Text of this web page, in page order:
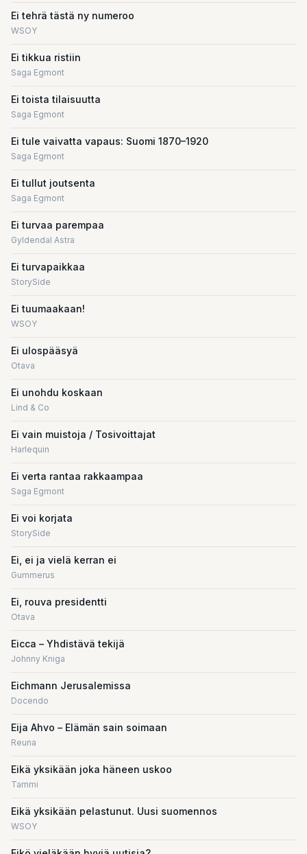
Ei tehrä tästä ny numeroo
WSOY
Ei tikkua ristiin
Saga Egmont
Ei toista tilaisuutta
Saga Egmont
Ei tule vaivatta vapaus: Suomi 1870–1920
Saga Egmont
Ei tullut joutsenta
Saga Egmont
Ei turvaa parempaa
Gyldendal Astra
Ei turvapaikkaa
StorySide
Ei tuumaakaan!
WSOY
Ei ulospääsyä
Otava
Ei unohdu koskaan
Lind & Co
Ei vain muistoja / Tosivoittajat
Harlequin
Ei verta rantaa rakkaampaa
Saga Egmont
Ei voi korjata
StorySide
Ei, ei ja vielä kerran ei
Gummerus
Ei, rouva presidentti
Otava
Eicca – Yhdistävä tekijä
Johnny Kniga
Eichmann Jerusalemissa
Docendo
Eija Ahvo – Elämän sain soimaan
Reuna
Eikä yksikään joka häneen uskoo
Tammi
Eikä yksikään pelastunut. Uusi suomennos
WSOY